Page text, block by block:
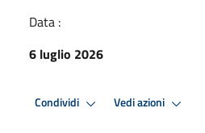
Data :
6 luglio 2026
Condividi Vedi azioni